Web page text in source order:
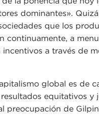
dominantes».
que los
continuamente, a
a través de
global es de
equitativos
preocupación de